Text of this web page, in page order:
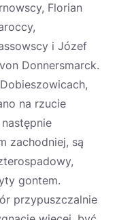
Florian
i Józef
Donnersmarck.
na rzucie
zachodniej, są
gontem.
przypuszczalnie